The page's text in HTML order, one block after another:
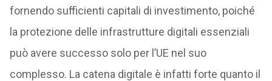
fornendo sufficienti capitali di investimento, poiché
la protezione delle infrastrutture digitali essenziali
può avere successo solo per l’UE nel suo
complesso. La catena digitale è infatti forte quanto il